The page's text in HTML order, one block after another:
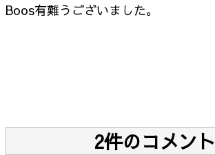
Boos有難うございました。
2件のコメント